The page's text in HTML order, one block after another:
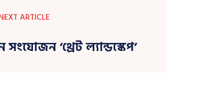
ARTICLE
সংযোজন ‘থ্রেট ল্যান্ডস্কেপ’